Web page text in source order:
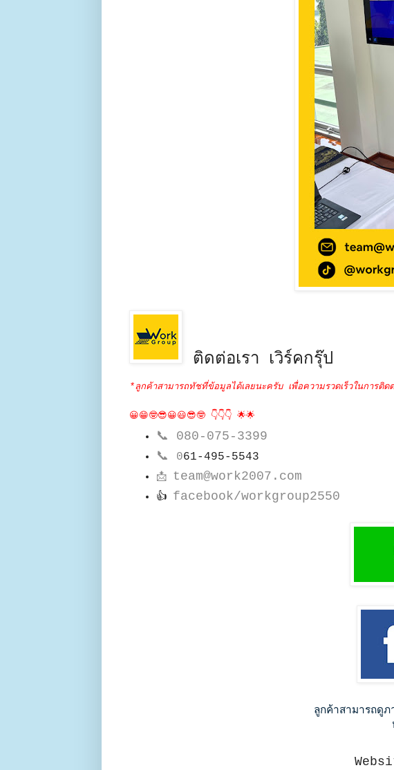
ติดต่อเรา เวิร์คกรุ๊ป
*ลูกค้าสามารถทัชที่ข้อมูลได้เลยนะครับ เพื่อความรวดเร็วในการติ
😀😁🤓😎😀😃😎🤓 👇👇👇 🌟🌟
📞 080-075-3399
📞
061-495-5543
📩 team@work2007.com
👍 facebook/workgroup2550
ลูกค้าสามารถดูภ